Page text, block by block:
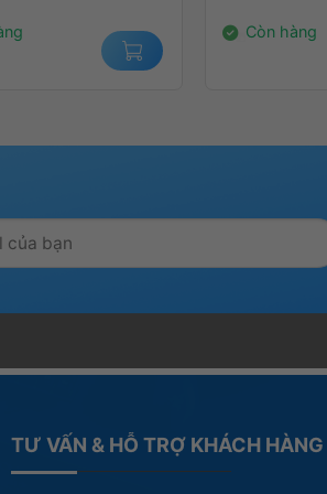
Còn hàng
TƯ VẤN & HỖ TRỢ KHÁCH HÀNG